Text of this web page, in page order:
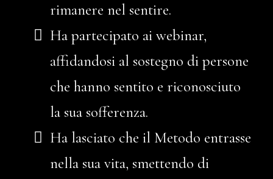
rimanere nel sentire.
Ha partecipato ai webinar,
affidandosi al sostegno di persone
che hanno sentito e riconosciuto
la sua sofferenza.
Ha lasciato che il Metodo entrasse
nella sua vita, smettendo di